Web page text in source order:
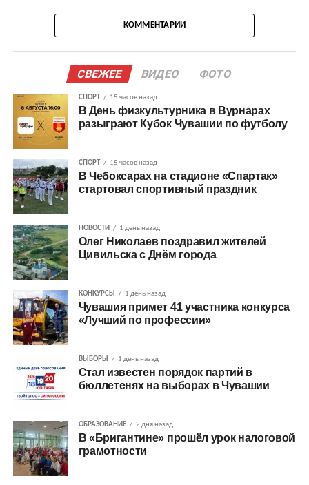
КОММЕНТАРИИ
СВЕЖЕЕ ВИДЕО ФОТО
СПОРТ 15 часов назад
В День физкультурника в Вурнарах
разыграют Кубок Чувашии по футболу
СПОРТ 15 часов назад
В Чебоксарах на стадионе «Спартак»
стартовал спортивный праздник
НОВОСТИ 1 день назад
Олег Николаев поздравил жителей
Цивильска с Днём города
КОНКУРСЫ 1 день назад
Чувашия примет 41 участника конкурса
«Лучший по профессии»
ВЫБОРЫ 1 день назад
Стал известен порядок партий в
бюллетенях на выборах в Чувашии
ОБРАЗОВАНИЕ 2 дня назад
В «Бригантине» прошёл урок налоговой
грамотности